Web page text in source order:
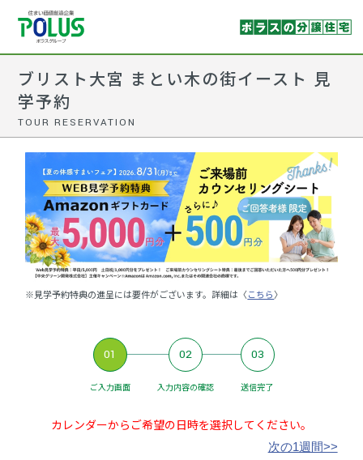
ブリスト大宮 まとい木の街イースト 見
学予約
TOUR RESERVATION
※見学予約特典の進呈には要件がございます。詳細は〈こちら〉
01
ご入力画面
02
入力内容の確認
03
送信完了
カレンダーからご希望の日時を選択してください。
次の1週間>>